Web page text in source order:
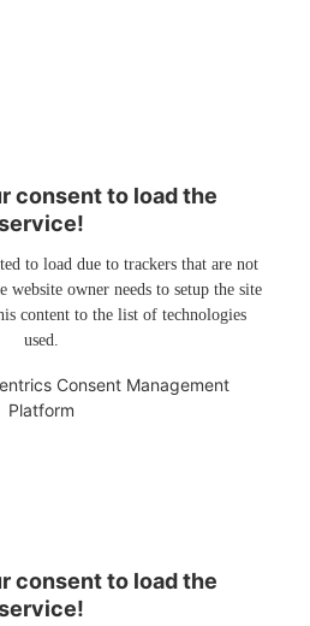
consent to load the
to load due to trackers that are not
website owner needs to setup the site
content to the list of technologies
used.
Consent Management
Platform
consent to load the